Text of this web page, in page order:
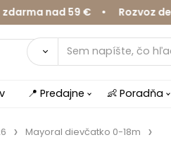
nad 59 € • Rozvoz
📍 Predajne 👶 Poradňa
Mayoral dievčatko 0-18m